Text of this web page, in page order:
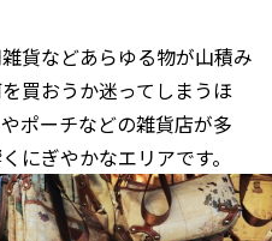
貨などあらゆる物が山積み
買おうか迷ってしまうほ
ポーチなどの雑貨店が多
にぎやかなエリアです。